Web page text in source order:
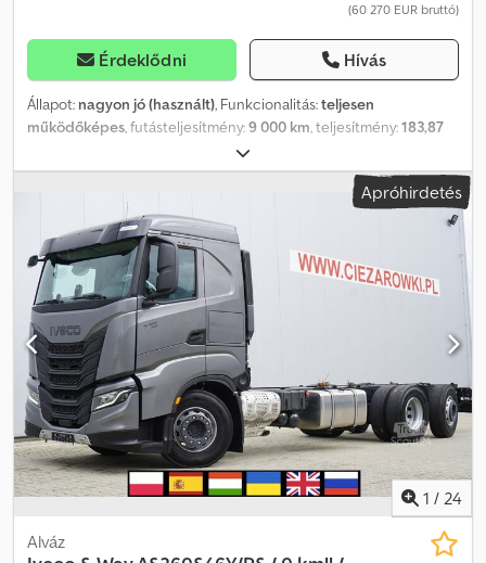
(60 270 EUR bruttó)
Érdeklődni Hívás
Állapot: nagyon jó (használt), Funkcionalitás:teljesen
működőképes, futásteljesítmény:9 000 km, teljesítmény:183,87
, üzemanyagtípus:dízel
maximális teherbírás:5 860 kg, össztömeg:119 900 kg,
nappali fülke,
mechanikai, kibocsátási osztály:
, felfüggesztés:
acél, raktér hossza:4 470 mm, rakodótér szélesség:
raktérmagasság:590 mm, Gyártási év: 2017, Felszereltség:
Tachográf, tempomat, Iveco Eurocargo 120-250 4×2 / 90 ezer km
/ ÚJ 3-oldal billenő 90 ezer km 2017-es év Műszaki adatok
Össztömeg 11990 kg Súlya 6130 kg Terhelhetősége 5860 kg
Adblue Euro 6 Teljesítmény 250 LE Mechanikus felfüggesztés
Chjdpfx Amozrl T Regoa ÚJ felépítmény 3 irányú billenő Méretek
belül Hossza 447 cm szélessége 247 cm Oldal magassága 59 cm 8
rögzítő kampó a padlóban Napi fülke Manuális váltó Tolatókamera
Napfénytető Tachográf Gyári rádió Tempomat Az autót egy Iveco
szalonban vásároltuk és szervizeltük 100%-ban balesetmentes,
teljes dokumentáció, 1 tulajdonos Műszaki és vizuális állapota
Apróhirdetés
1 / 24
Alváz